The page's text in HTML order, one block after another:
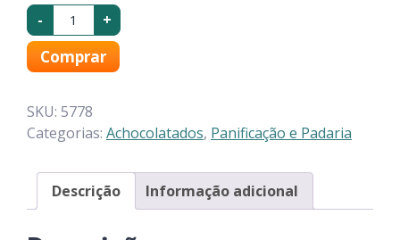
- +
Comprar
SKU: 5778
Categorias: Achocolatados, Panificação e Padaria
Descrição Informação adicional